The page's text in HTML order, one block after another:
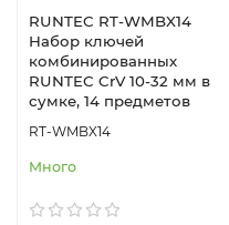
RUNTEC RT-WMBX14
Набор ключей
комбинированных
RUNTEC CrV 10-32 мм в
сумке, 14 предметов
RT-WMBX14
Много